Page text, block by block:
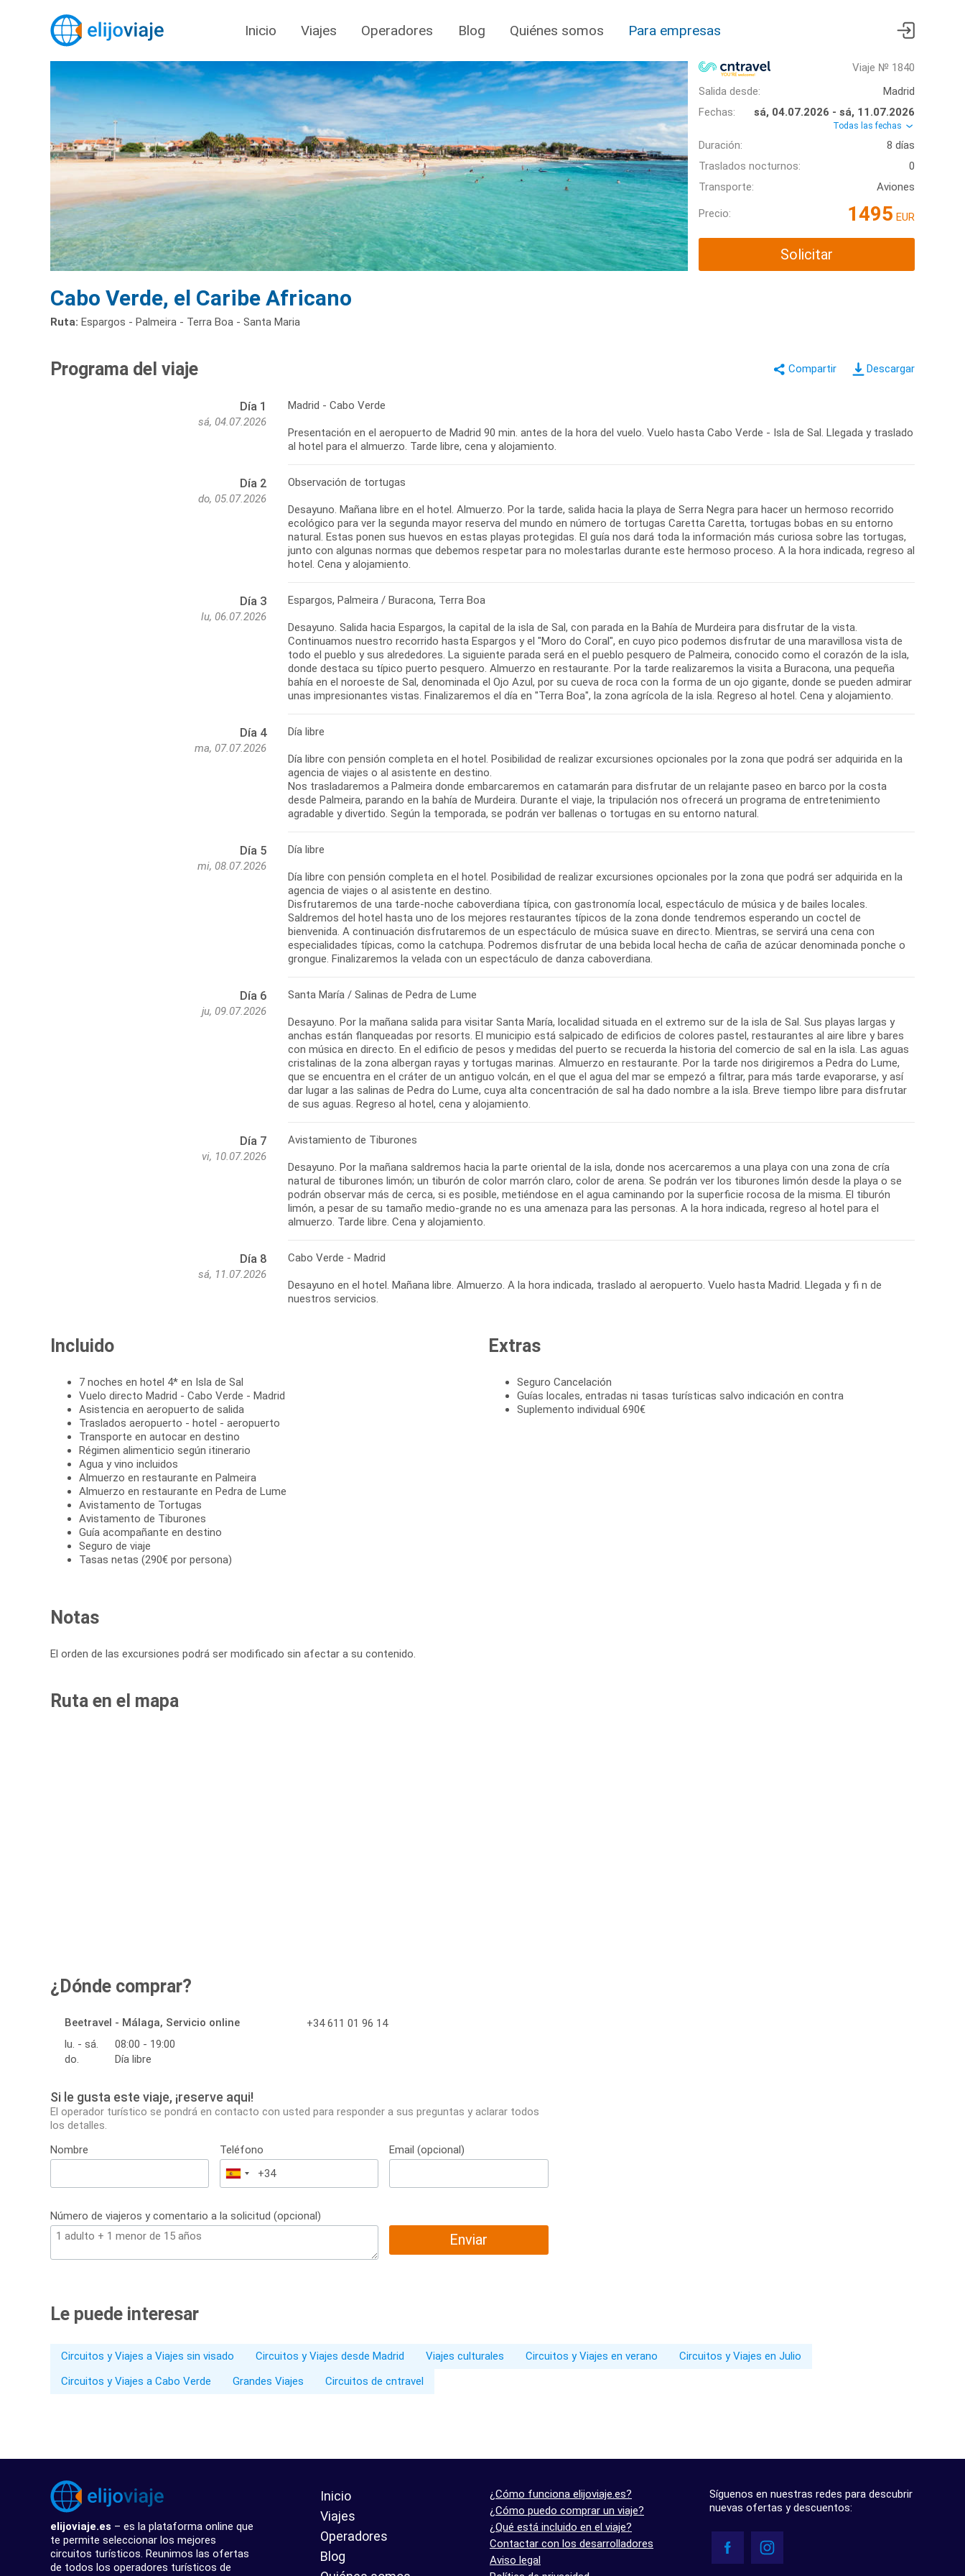
Inicio Viajes Operadores Blog Quiénes somos Para empresas
Viaje № 1840
Salida desde:
Madrid
Fechas:
sá, 04.07.2026 - sá, 11.07.2026
Todas las fechas
Duración:
8 días
Traslados nocturnos:
0
Transporte:
Aviones
Precio: 1495 EUR
Solicitar
Cabo Verde, el Caribe Africano
Ruta: Espargos - Palmeira - Terra Boa - Santa Maria
Descargar
Programa del viaje
Día 1
sá, 04.07.2026
Madrid - Cabo Verde
Presentación en el aeropuerto de Madrid 90 min. antes de la hora del vuelo. Vuelo hasta Cabo Verde - Isla de Sal. Llegada y traslado
al hotel para el almuerzo. Tarde libre, cena y alojamiento.
Día 2
do, 05.07.2026
Observación de tortugas
Desayuno. Mañana libre en el hotel. Almuerzo. Por la tarde, salida hacia la playa de Serra Negra para hacer un hermoso recorrido
ecológico para ver la segunda mayor reserva del mundo en número de tortugas Caretta Caretta, tortugas bobas en su entorno
natural. Estas ponen sus huevos en estas playas protegidas. El guía nos dará toda la información más curiosa sobre las tortugas,
junto con algunas normas que debemos respetar para no molestarlas durante este hermoso proceso. A la hora indicada, regreso al
hotel. Cena y alojamiento.
Día 3
lu, 06.07.2026
Espargos, Palmeira / Buracona, Terra Boa
Desayuno. Salida hacia Espargos, la capital de la isla de Sal, con parada en la Bahía de Murdeira para disfrutar de la vista.
Continuamos nuestro recorrido hasta Espargos y el "Moro do Coral", en cuyo pico podemos disfrutar de una maravillosa vista de
todo el pueblo y sus alrededores. La siguiente parada será en el pueblo pesquero de Palmeira, conocido como el corazón de la isla,
donde destaca su típico puerto pesquero. Almuerzo en restaurante. Por la tarde realizaremos la visita a Buracona, una pequeña
bahía en el noroeste de Sal, denominada el Ojo Azul, por su cueva de roca con la forma de un ojo gigante, donde se pueden admirar
unas impresionantes vistas. Finalizaremos el día en "Terra Boa", la zona agrícola de la isla. Regreso al hotel. Cena y alojamiento.
Día 4
ma, 07.07.2026
Día libre
Día libre con pensión completa en el hotel. Posibilidad de realizar excursiones opcionales por la zona que podrá ser adquirida en la
agencia de viajes o al asistente en destino.
Nos trasladaremos a Palmeira donde embarcaremos en catamarán para disfrutar de un relajante paseo en barco por la costa
desde Palmeira, parando en la bahía de Murdeira. Durante el viaje, la tripulación nos ofrecerá un programa de entretenimiento
agradable y divertido. Según la temporada, se podrán ver ballenas o tortugas en su entorno natural.
Día 5
mi, 08.07.2026
Día libre
Día libre con pensión completa en el hotel. Posibilidad de realizar excursiones opcionales por la zona que podrá ser adquirida en la
agencia de viajes o al asistente en destino.
Disfrutaremos de una tarde-noche caboverdiana típica, con gastronomía local, espectáculo de música y de bailes locales.
Saldremos del hotel hasta uno de los mejores restaurantes típicos de la zona donde tendremos esperando un coctel de
bienvenida. A continuación disfrutaremos de un espectáculo de música suave en directo. Mientras, se servirá una cena con
especialidades típicas, como la catchupa. Podremos disfrutar de una bebida local hecha de caña de azúcar denominada ponche o
grongue. Finalizaremos la velada con un espectáculo de danza caboverdiana.
Día 6
ju, 09.07.2026
Santa María / Salinas de Pedra de Lume
Desayuno. Por la mañana salida para visitar Santa María, localidad situada en el extremo sur de la isla de Sal. Sus playas largas y
anchas están flanqueadas por resorts. El municipio está salpicado de edificios de colores pastel, restaurantes al aire libre y bares
con música en directo. En el edificio de pesos y medidas del puerto se recuerda la historia del comercio de sal en la isla. Las aguas
cristalinas de la zona albergan rayas y tortugas marinas. Almuerzo en restaurante. Por la tarde nos dirigiremos a Pedra do Lume,
que se encuentra en el cráter de un antiguo volcán, en el que el agua del mar se empezó a filtrar, para más tarde evaporarse, y así
dar lugar a las salinas de Pedra do Lume, cuya alta concentración de sal ha dado nombre a la isla. Breve tiempo libre para disfrutar
de sus aguas. Regreso al hotel, cena y alojamiento.
Día 7
vi, 10.07.2026
Avistamiento de Tiburones
Desayuno. Por la mañana saldremos hacia la parte oriental de la isla, donde nos acercaremos a una playa con una zona de cría
natural de tiburones limón; un tiburón de color marrón claro, color de arena. Se podrán ver los tiburones limón desde la playa o se
podrán observar más de cerca, si es posible, metiéndose en el agua caminando por la superficie rocosa de la misma. El tiburón
limón, a pesar de su tamaño medio-grande no es una amenaza para las personas. A la hora indicada, regreso al hotel para el
almuerzo. Tarde libre. Cena y alojamiento.
Día 8
sá, 11.07.2026
Cabo Verde - Madrid
Desayuno en el hotel. Mañana libre. Almuerzo. A la hora indicada, traslado al aeropuerto. Vuelo hasta Madrid. Llegada y fi n de
Incluido
7 noches en hotel 4* en Isla de Sal
Vuelo directo Madrid - Cabo Verde - Madrid
Asistencia en aeropuerto de salida
Traslados aeropuerto - hotel - aeropuerto
Transporte en autocar en destino
Régimen alimenticio según itinerario
Agua y vino incluidos
Almuerzo en restaurante en Palmeira
Almuerzo en restaurante en Pedra de Lume
Avistamento de Tortugas
Avistamento de Tiburones
Guía acompañante en destino
Seguro de viaje
Tasas netas (290€ por persona)
Extras
Seguro Cancelación
Guías locales, entradas ni tasas turísticas salvo indicación en contra
Suplemento individual 690€
Notas
El orden de las excursiones podrá ser modificado sin afectar a su contenido.
Ruta en el mapa
¿Dónde comprar?
Beetravel - Málaga, Servicio online
lu. - sá.
08:00 - 19:00
do.
Día libre
+34 611 01 96 14
Si le gusta este viaje, ¡reserve aqui!
El operador turístico se pondrá en contacto con usted para responder a sus preguntas y aclarar todos
los detalles.
Nombre
Teléfono
España
+34
Email (opcional)
Número de viajeros y comentario a la solicitud (opcional)
Enviar
Le puede interesar
Circuitos y Viajes a Viajes sin visado Circuitos y Viajes desde Madrid Viajes culturales Circuitos y Viajes en verano
Circuitos y Viajes en Julio
Circuitos y Viajes a Cabo Verde
Grandes Viajes Circuitos de cntravel
elijoviaje.es – es la plataforma online que
te permite seleccionar los mejores
circuitos turísticos. Reunimos las ofertas
de todos los operadores turísticos de
Inicio
Viajes
Operadores
Blog
¿Cómo funciona elijoviaje.es?
¿Cómo puedo comprar un viaje?
¿Qué está incluido en el viaje?
Contactar con los desarrolladores
Aviso legal
Síguenos en nuestras redes para descubrir
nuevas ofertas y descuentos: